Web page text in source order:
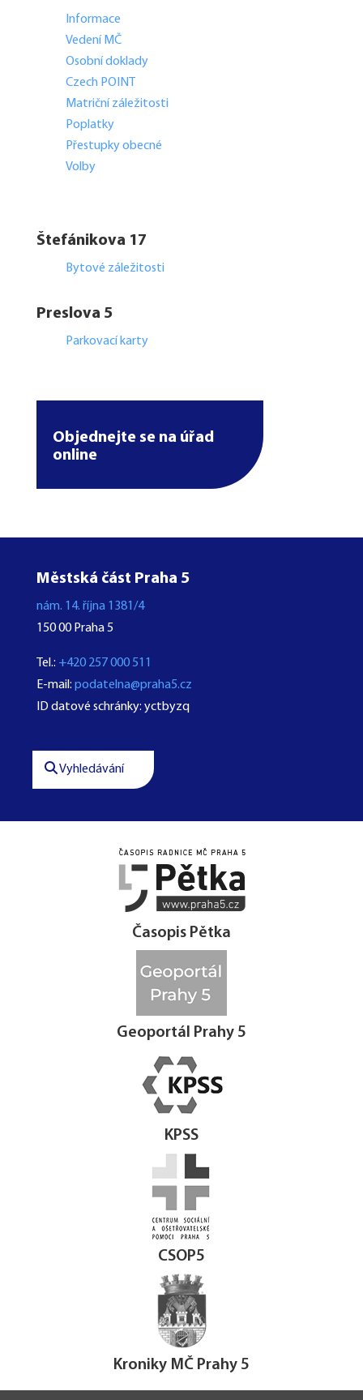
Informace
Vedení MČ
Osobní doklady
Czech POINT
Matriční záležitosti
Poplatky
Přestupky obecné
Volby
Štefánikova 17
Bytové záležitosti
Preslova 5
Parkovací karty
Objednejte se na úřad
online
Městská část Praha 5
nám. 14. října 1381/4
150 00 Praha 5
Tel.: +420 257 000 511
E-mail: podatelna@praha5.cz
ID datové schránky: yctbyzq
Vyhledávání
 
Časopis Pětka
Geoportál Prahy 5
KPSS
CSOP5
Kroniky MČ Prahy 5